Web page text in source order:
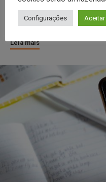
Com o projeto de lei
Congresso Na...
Leia mais
Configurações